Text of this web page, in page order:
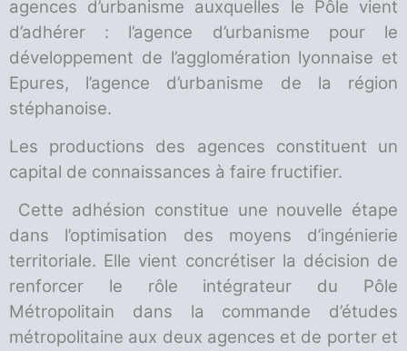
agences d’urbanisme auxquelles le Pôle vient
d’adhérer : l’agence d’urbanisme pour le
développement de l’agglomération lyonnaise et
Epures, l’agence d’urbanisme de la région
stéphanoise.
Les productions des agences constituent un
capital de connaissances à faire fructifier.
Cette adhésion constitue une nouvelle étape
dans l’optimisation des moyens d’ingénierie
territoriale. Elle vient concrétiser la décision de
renforcer le rôle intégrateur du Pôle
Métropolitain dans la commande d’études
métropolitaine aux deux agences et de porter et